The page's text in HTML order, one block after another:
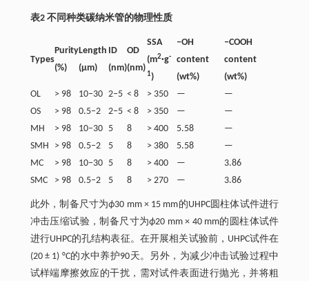
表2 不同种类碳纳米管的物理性质
Types
Purity
(%)
Length
(µm)
ID
(nm)
OD
(nm)
SSA
(m2·g-
1)
‒OH
content
(wt%)
‒COOH
content
(wt%)
OL
> 98 10‒30 2‒5 < 8 > 350 —
—
OS
> 98 0.5‒2 2‒5 < 8 > 350 —
—
MH
> 98 10‒30 5 8 > 400 5.58
—
SMH
> 98 0.5‒2 5 8 > 380 5.58
—
MC
> 98 10‒30 5 8 > 400 —
3.86
SMC
> 98 0.5‒2 5 8 > 270 — 3.86
此外，制备尺寸为ϕ30 mm × 15 mm的UHPC圆柱体试件进行
冲击压缩试验，制备尺寸为ϕ20 mm × 40 mm的圆柱体试件
进行UHPC的孔结构表征。在开展相关试验前，UHPC试件在
(20 ± 1) °C的水中养护90天。另外，为减少冲击试验过程中
试样端摩擦效应的干扰，需对试件表面进行抛光，并将粗